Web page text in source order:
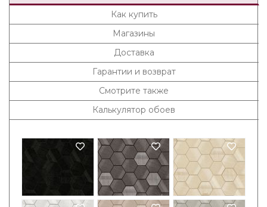
Как купить
Магазины
Доставка
Гарантии и возврат
Смотрите также
Калькулятор обоев